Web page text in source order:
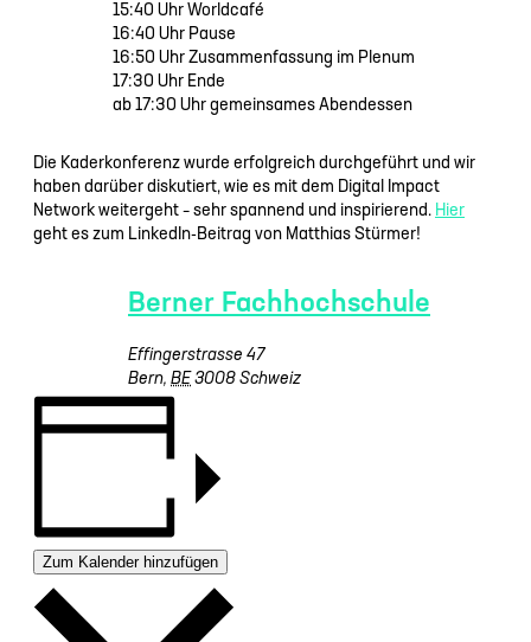
15:40 Uhr Worldcafé
16:40 Uhr Pause
16:50 Uhr Zusammenfassung im Plenum
17:30 Uhr Ende
ab 17:30 Uhr gemeinsames Abendessen
Die Kaderkonferenz wurde erfolgreich durchgeführt und wir
haben darüber diskutiert, wie es mit dem Digital Impact
Network weitergeht – sehr spannend und inspirierend. Hier
geht es zum LinkedIn-Beitrag von Matthias Stürmer!
Berner Fachhochschule
Effingerstrasse 47
Bern, BE 3008 Schweiz
Zum Kalender hinzufügen